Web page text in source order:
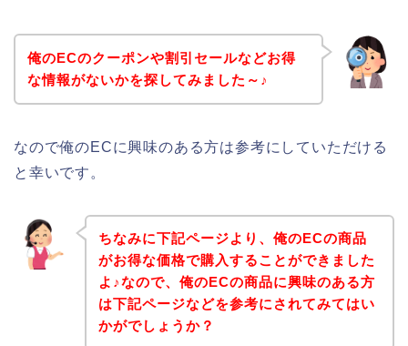
俺のECのクーポンや割引セールなどお得
な情報がないかを探してみました～♪
なので俺のECに興味のある方は参考にしていただける
と幸いです。
ちなみに下記ページより、俺のECの商品
がお得な価格で購入することができました
よ♪なので、俺のECの商品に興味のある方
は下記ページなどを参考にされてみてはい
かがでしょうか？